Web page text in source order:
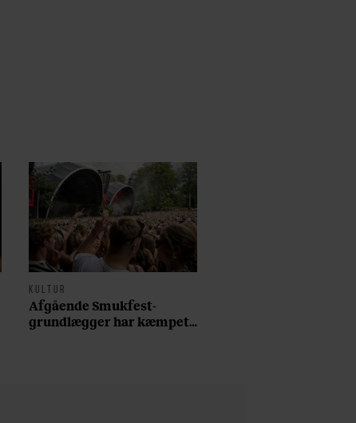
KULTUR
Afgående Smukfest-
grundlægger har kæmpet